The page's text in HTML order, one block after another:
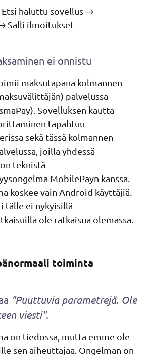
Etsi haluttu sovellus→
Salli ilmoitukset
ei onnistu
maksutapana kolmannen
palvelussa
Sovelluksen kautta
tapahtuu
sekä tässä kolmannen
joilla yhdessä
teknistä
MobilePayn kanssa.
koskee vain Android käyttäjiä.
tälle ei nykyisillä
ole ratkaisua olemassa.
toiminta
"Puuttuvia parametrejä. Ole
viesti".
on tiedossa, mutta emme ole
sen aiheuttajaa. Ongelman on